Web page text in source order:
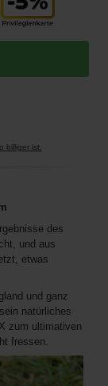
billiger ist.
des
und aus
etwas
und ganz
natürliches
zum ultimativen
fressen.